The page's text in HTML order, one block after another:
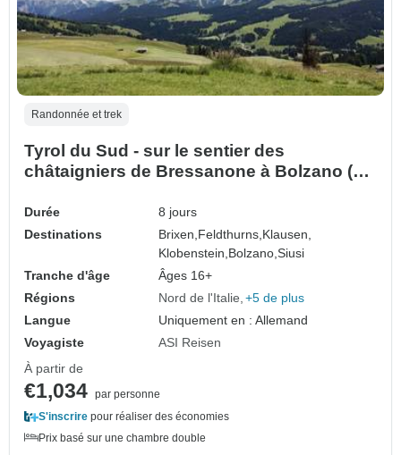
Randonnée et trek
Tyrol du Sud - sur le sentier des
châtaigniers de Bressanone à Bolzano (8
Durée
8 jours
Destinations
Brixen, Feldthurns, Klausen,
Klobenstein, Bolzano,Siusi
Tranche d'âge
Âges 16+
Régions
Nord de l'Italie +5 de plus
Langue
Uniquement en : Allemand
Voyagiste
ASI Reisen
À partir de
€1,034 par personne
S'inscrire pour réaliser des économies
Prix basé sur une chambre double